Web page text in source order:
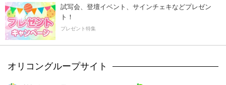
試写会、登壇イベント、サインチェキなどプレゼン
ト！
プレゼント特集
オリコングループサイト